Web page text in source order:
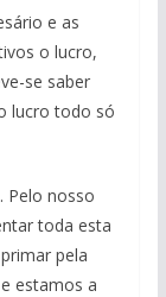
e as
o lucro,
se saber
lucro todo só
Pelo nosso
toda esta
pela
estamos a